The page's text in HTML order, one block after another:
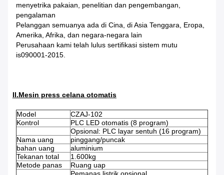
menyetrika pakaian, penelitian dan pengembangan,
pengalaman
Pelanggan semuanya ada di Cina, di Asia Tenggara, Eropa,
Amerika, Afrika, dan negara-negara lain
Perusahaan kami telah lulus sertifikasi sistem mutu
is090001-2015.
II.Mesin press celana otomatis
Model
CZAJ-102
Kontrol
PLC LED otomatis (8 program)
Opsional: PLC layar sentuh (16 program)
Nama uang
pinggang/puncak
bahan uang
aluminium
Tekanan total
1.600kg
Metode panas
Ruang uap